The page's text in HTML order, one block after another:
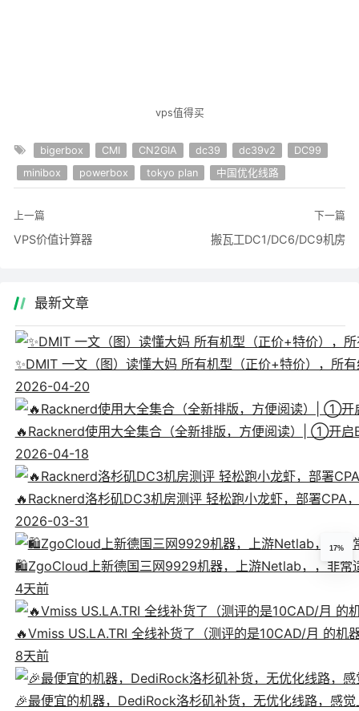
vps值得买
bigerbox CMI CN2GIA dc39 dc39v2
DC99
minibox
powerbox tokyo plan 中国优化线路
上一篇
VPS价值计算器
下一篇
搬瓦工DC1/DC6/DC9机房
最新文章
✨DMIT 一文（图）读懂大妈 所有机型（正价+特价），所
2026-04-20
🔥Racknerd使用大全集合（全新排版，方便阅读）| ①开
2026-04-18
🔥Racknerd洛杉矶DC3机房测评 轻松跑小龙虾，部署CPA
2026-03-31
🛍️ZgoCloud上新德国三网9929机器，上游Netlab，，非常
4天前
🔥Vmiss US.LA.TRI 全线补货了（测评的是10CAD/月 的
8天前
🎉最便宜的机器，DediRock洛杉矶补货，无优化线路，感
17%